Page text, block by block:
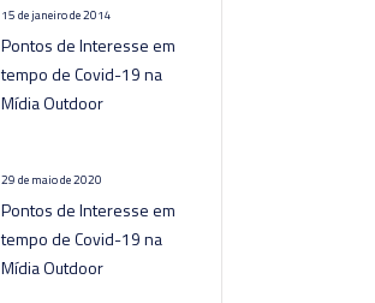
15 de janeiro de 2014
Pontos de Interesse em
tempo de Covid-19 na
Mídia Outdoor
29 de maio de 2020
Pontos de Interesse em
tempo de Covid-19 na
Mídia Outdoor